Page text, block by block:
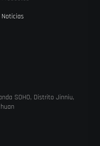
Noticias
SOHO, Distrito Jinniu,